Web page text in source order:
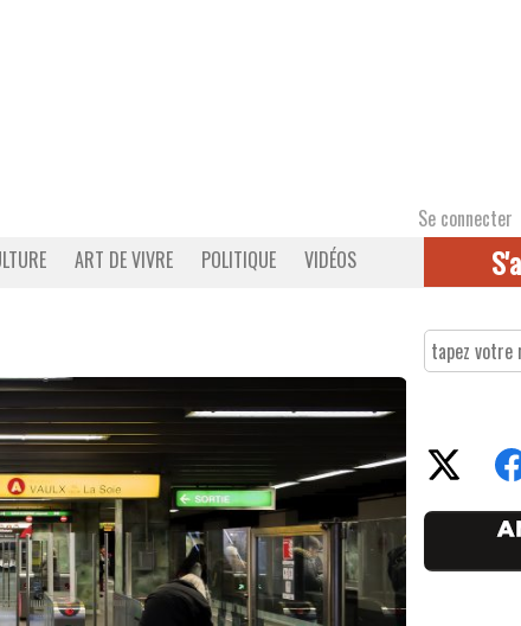
Se connecter
ART DE VIVRE POLITIQUE VIDÉOS